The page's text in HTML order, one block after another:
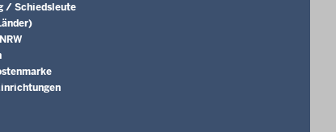
/ Schiedsleute